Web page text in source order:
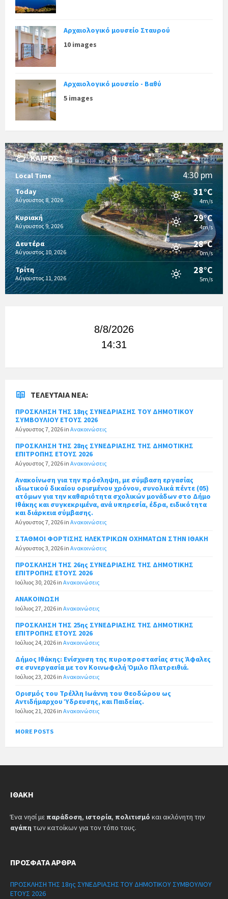
Αρχαιολογικό μουσείο Σταυρού
10 images
Αρχαιολογικό μουσείο - Βαθύ
5 images
ΚΑΙΡΌΣ
Local Time 4:30 pm
Today
Αύγουστος 8, 2026
31°C
4m/s
Κυριακή
Αύγουστος 9, 2026
29°C
4m/s
Δευτέρα
Αύγουστος 10, 2026
28°C
0m/s
Τρίτη
Αύγουστος 11, 2026
28°C
5m/s
8/8/2026
14:31
ΤΕΛΕΥΤΑΊΑ ΝΈΑ:
ΠΡΟΣΚΛΗΣΗ ΤΗΣ 18ης ΣΥΝΕΔΡΙΑΣΗΣ ΤΟΥ ΔΗΜΟΤΙΚΟΥ
ΣΥΜΒΟΥΛΙΟΥ ΕΤΟΥΣ 2026
Αύγουστος 7, 2026 in Ανακοινώσεις
ΠΡΟΣΚΛΗΣΗ ΤΗΣ 28ης ΣΥΝΕΔΡΙΑΣΗΣ ΤΗΣ ΔΗΜΟΤΙΚΗΣ
ΕΠΙΤΡΟΠΗΣ ΕΤΟΥΣ 2026
Αύγουστος 7, 2026 in Ανακοινώσεις
Ανακοίνωση για την πρόσληψη, με σύμβαση εργασίας
ιδιωτικού δικαίου ορισμένου χρόνου, συνολικά πέντε (05)
ατόμων για την καθαριότητα σχολικών μονάδων στο Δήμο
Ιθάκης και συγκεκριμένα, ανά υπηρεσία, έδρα, ειδικότητα
και διάρκεια σύμβασης.
Αύγουστος 7, 2026 in Ανακοινώσεις
ΣΤΑΘΜΟΙ ΦΟΡΤΙΣΗΣ ΗΛΕΚΤΡΙΚΩΝ ΟΧΗΜΑΤΩΝ ΣΤΗΝ ΙΘΑΚΗ
Αύγουστος 3, 2026 in Ανακοινώσεις
ΠΡΟΣΚΛΗΣΗ ΤΗΣ 26ης ΣΥΝΕΔΡΙΑΣΗΣ ΤΗΣ ΔΗΜΟΤΙΚΗΣ
ΕΠΙΤΡΟΠΗΣ ΕΤΟΥΣ 2026
Ιούλιος 30, 2026 in Ανακοινώσεις
ΑΝΑΚΟΙΝΩΣΗ
Ιούλιος 27, 2026 in Ανακοινώσεις
ΠΡΟΣΚΛΗΣΗ ΤΗΣ 25ης ΣΥΝΕΔΡΙΑΣΗΣ ΤΗΣ ΔΗΜΟΤΙΚΗΣ
ΕΠΙΤΡΟΠΗΣ ΕΤΟΥΣ 2026
Ιούλιος 24, 2026 in Ανακοινώσεις
Δήμος Ιθάκης: Ενίσχυση της πυροπροστασίας στις Άφαλες
σε συνεργασία με τον Κοινωφελή Όμιλο Πλατρειθιά.
Ιούλιος 23, 2026 in Ανακοινώσεις
Ορισμός του Τρέλλη Ιωάννη του Θεοδώρου ως
Αντιδήμαρχου Ύδρευσης, και Παιδείας.
Ιούλιος 21, 2026 in Ανακοινώσεις
MORE POSTS
ΙΘΆΚΗ
Ένα νησί με παράδοση, ιστορία, πολιτισμό και ακλόνητη την
αγάπη των κατοίκων για τον τόπο τους.
ΠΡΌΣΦΑΤΑ ΆΡΘΡΑ
ΠΡΟΣΚΛΗΣΗ ΤΗΣ 18ης ΣΥΝΕΔΡΙΑΣΗΣ ΤΟΥ ΔΗΜΟΤΙΚΟΥ ΣΥΜΒΟΥΛΙΟΥ
ΕΤΟΥΣ 2026